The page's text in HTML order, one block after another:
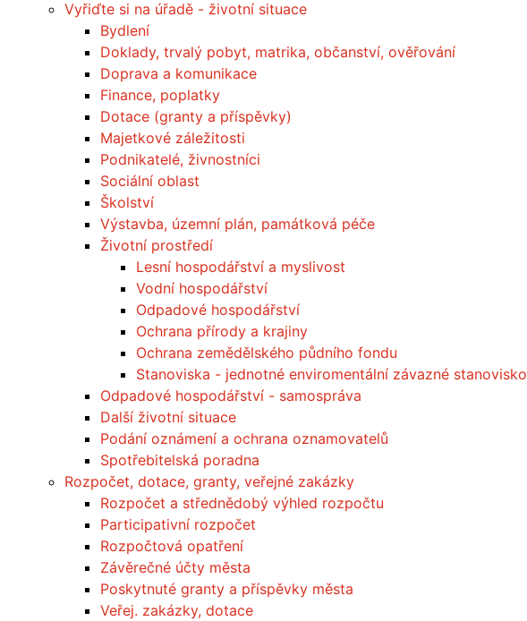
Vyřiďte si na úřadě - životní situace
Bydlení
Doklady, trvalý pobyt, matrika, občanství, ověřování
Doprava a komunikace
Finance, poplatky
Dotace (granty a příspěvky)
Majetkové záležitosti
Podnikatelé, živnostníci
Sociální oblast
Školství
Výstavba, územní plán, památková péče
Životní prostředí
Lesní hospodářství a myslivost
Vodní hospodářství
Odpadové hospodářství
Ochrana přírody a krajiny
Ochrana zemědělského půdního fondu
Stanoviska - jednotné enviromentální závazné stanovisko
Odpadové hospodářství - samospráva
Další životní situace
Podání oznámení a ochrana oznamovatelů
Spotřebitelská poradna
Rozpočet, dotace, granty, veřejné zakázky
Rozpočet a střednědobý výhled rozpočtu
Participativní rozpočet
Rozpočtová opatření
Závěrečné účty města
Poskytnuté granty a příspěvky města
Veřej. zakázky, dotace